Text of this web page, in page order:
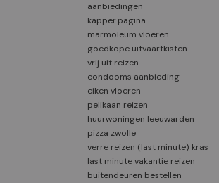
aanbiedingen
kapper.pagina
marmoleum vloeren
goedkope uitvaartkisten
vrij uit reizen
condooms aanbieding
eiken vloeren
pelikaan reizen
huurwoningen leeuwarden
pizza zwolle
verre reizen (last minute) kras
last minute vakantie reizen
buitendeuren bestellen